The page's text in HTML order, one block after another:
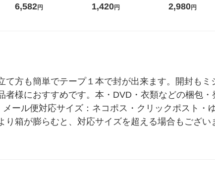
ーの香り 柔軟剤 詰め替え 超
特大 1200ml 1セット（5個
6,582円
箱（24本入）
1,420円
し 無洗米 5kg 1
米 木徳神糧 オリ
2,980円
方も簡単でテープ１本で封が出来ます。開封もミ
様におすすめです。本・DVD・衣類などの梱包・
ール便対応サイズ：ネコポス・クリックポスト・
箱が膨らむと、対応サイズを超える場合もござい